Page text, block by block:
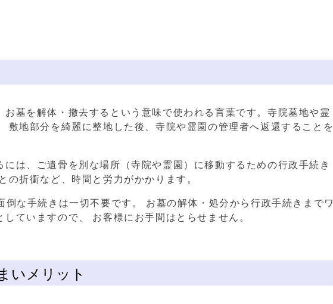
お墓を解体・撤去するという意味で使われる言葉です。寺院墓地や霊
敷地部分を綺麗に整地した後、寺院や霊園の管理者へ返還することを
は、ご遺骨を別な場所（寺院や霊園）に移動するための行政手続き
の折衝など、時間と労力がかかります。
倒な手続きは一切不要です。 お墓の解体・処分から行政手続きまでワ
ていますので、 お客様にお手間はとらせません。
いメリット